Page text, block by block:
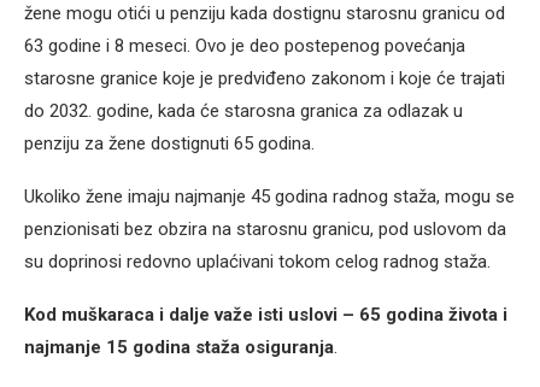
žene mogu otići u penziju kada dostignu starosnu granicu od
63 godine i 8 meseci. Ovo je deo postepenog povećanja
starosne granice koje je predviđeno zakonom i koje će trajati
do 2032. godine, kada će starosna granica za odlazak u
penziju za žene dostignuti 65 godina.
Ukoliko žene imaju najmanje 45 godina radnog staža, mogu se
penzionisati bez obzira na starosnu granicu, pod uslovom da
su doprinosi redovno uplaćivani tokom celog radnog staža.
Kod muškaraca i dalje važe isti uslovi – 65 godina života i
najmanje 15 godina staža osiguranja.